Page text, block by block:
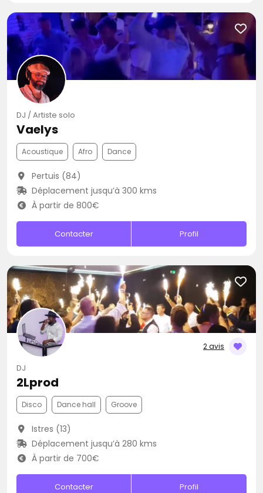
DJ / Artiste solo
Vaelys
Acoustique Afro Dance
Pertuis (84)
Déplacement jusqu’à 300 kms
À partir de 800€
Contacter Profil
2 avis
DJ
2Lprod
Disco Dance hall Groove
Istres (13)
Déplacement jusqu’à 280 kms
À partir de 700€
Contacter Profil